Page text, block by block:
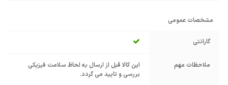
مشخصات عمومی
گارانتی
ملاحظات مهم
این کالا قبل از ارسال به لحاظ سلامت فیزیکی
بررسی و تایید می گردد.